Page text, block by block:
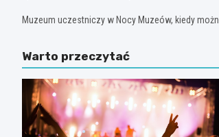
Muzeum uczestniczy w Nocy Muzeów, kiedy
Warto przeczytać